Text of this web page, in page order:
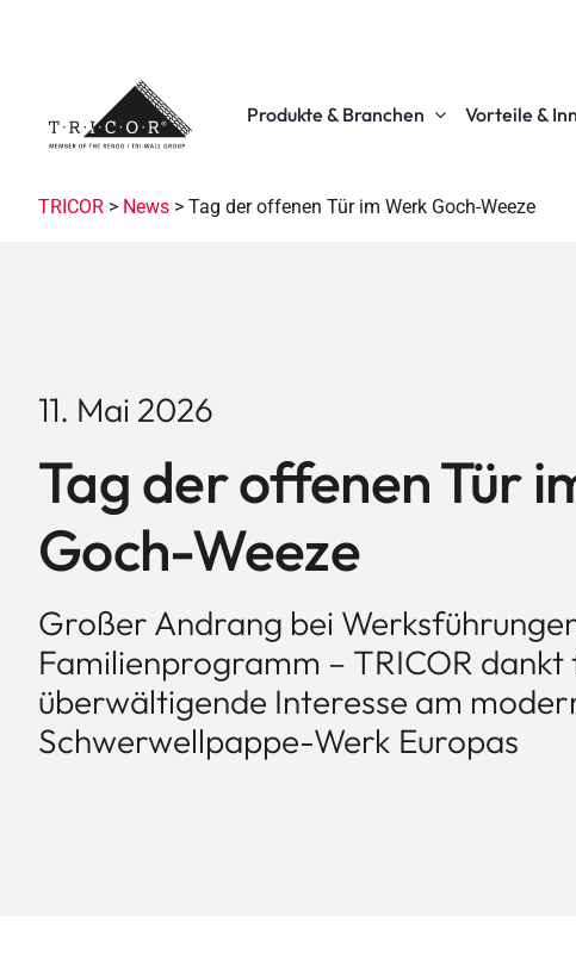
Produkte & Branchen Vorteile &
TRICOR> News> Tag der offenen Tür im Werk Goch-Weeze
11. Mai 2026
Tag der offenen Tür
Goch-Weeze
Großer Andrang bei
Familienprogramm – TRICOR dankt
überwältigende Interesse am
Schwerwellpappe-Werk Europas